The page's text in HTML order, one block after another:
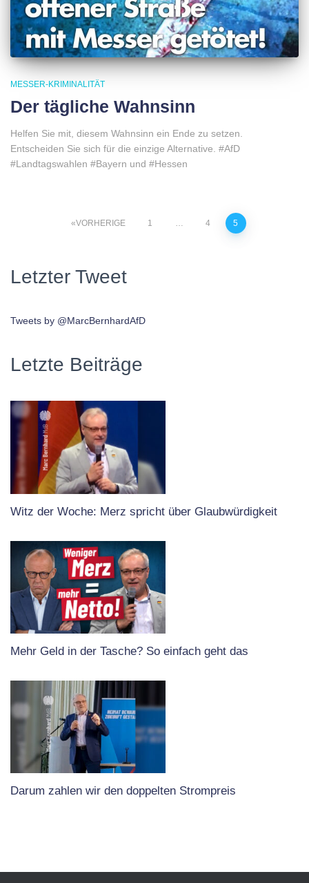
MESSER-KRIMINALITÄT
Der tägliche Wahnsinn
Helfen Sie mit, diesem Wahnsinn ein Ende zu setzen.
Entscheiden Sie sich für die einzige Alternative. #AfD
#Landtagswahlen #Bayern und #Hessen
Beitragsnavigation
VORHERIGE 1 … 4 5
Letzter Tweet
Tweets by @MarcBernhardAfD
Letzte Beiträge
Witz der Woche: Merz spricht über Glaubwürdigkeit
Mehr Geld in der Tasche? So einfach geht das
Darum zahlen wir den doppelten Strompreis